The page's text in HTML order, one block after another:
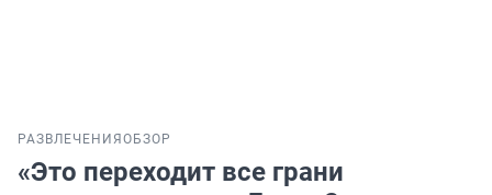
РАЗВЛЕЧЕНИЯ ОБЗОР
«Это переходит все грани